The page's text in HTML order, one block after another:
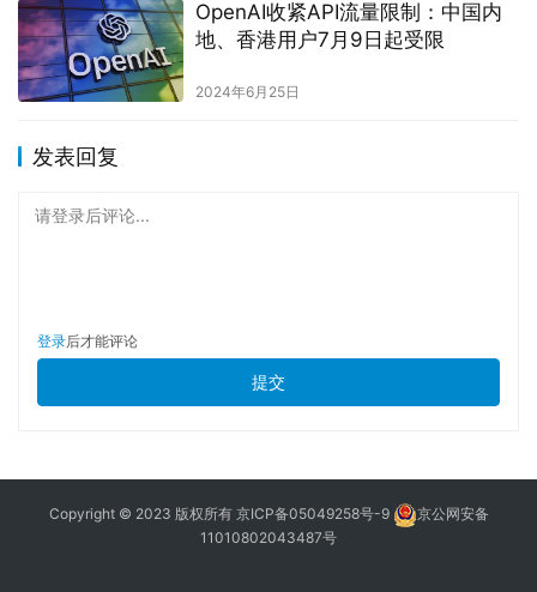
OpenAI收紧API流量限制：中国内
地、香港用户7月9日起受限
2024年6月25日
发表回复
请登录后评论...
登录后才能评论
提交
Copyright © 2023 版权所有 京ICP备05049258号-9
京公网安备
11010802043487号